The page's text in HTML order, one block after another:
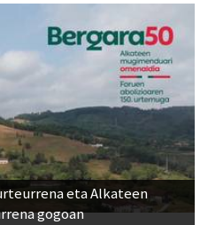
eta Alkateen
gogoan